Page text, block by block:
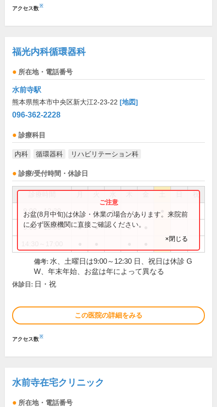
アクセス数※
福光内科循環器科
所在地・電話番号
水前寺駅
熊本県熊本市中央区新大江2-23-22 [地図]
096-362-2228
診療科目
内科 循環器科 リハビリテーション科
診療/受付時間・休診日
祝
9:00～12:30 ●
9:00～13:00 ● ● ●
お盆(8月中旬)は休診・休業の場合があります。来院前
に必ず医療機関に直接ご確認ください。
×閉じる
備考: 水、土曜日は9:00～12:30 日、祝日は休診 G
W、年末年始、お盆は年によって異なる
休診日: 日・祝
この医院の詳細をみる
アクセス数※
水前寺在宅クリニック
所在地・電話番号